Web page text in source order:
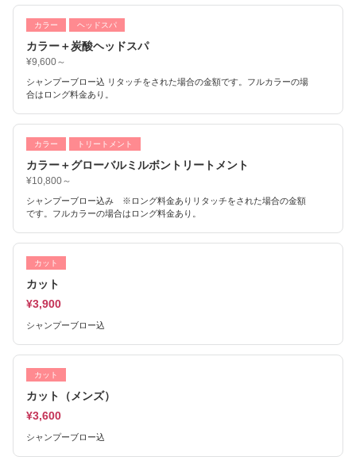
カラー ヘッドスパ
カラー＋炭酸ヘッドスパ
¥9,600～
シャンプーブロー込 リタッチをされた場合の金額です。フルカラーの場
合はロング料金あり。
カラー トリートメント
カラー＋グローバルミルボントリートメント
¥10,800～
シャンプーブロー込み ※ロング料金ありリタッチをされた場合の金額
です。フルカラーの場合はロング料金あり。
カット
カット
¥3,900
シャンプーブロー込
カット
カット（メンズ）
¥3,600
シャンプーブロー込